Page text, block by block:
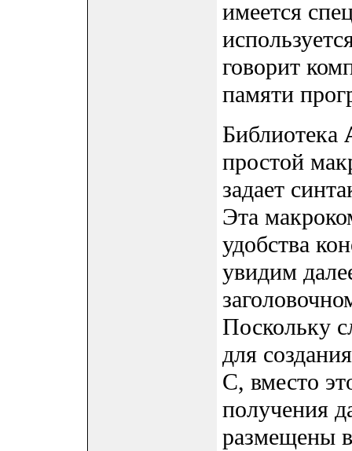
имеется
говорит
памяти
Библиотека
простой
задает
Эта
удобства
увидим
Поскольку
для
C, вместо
получения
размещены